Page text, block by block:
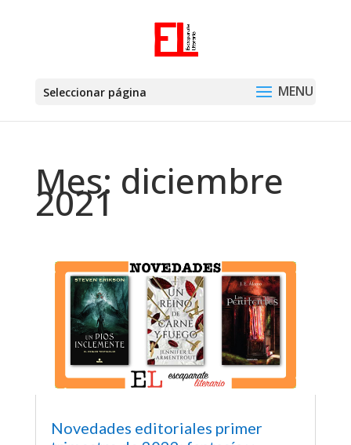
Seleccionar página
Mes: diciembre
2021
Novedades editoriales primer